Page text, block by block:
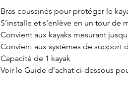
Bras coussinés pour protéger le
S'installe et s'enlève en un tour de
Convient aux kayaks mesurant
Convient aux systèmes de support
Capacité de 1 kayak
Voir le Guide d'achat ci-dessous